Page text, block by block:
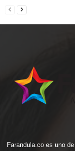
Farandula.co es uno